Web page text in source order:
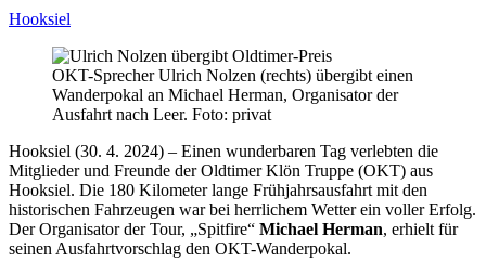
Hooksiel
OKT-Sprecher Ulrich Nolzen (rechts) übergibt einen
Wanderpokal an Michael Herman, Organisator der
Ausfahrt nach Leer. Foto: privat
Hooksiel (30. 4. 2024) – Einen wunderbaren Tag verlebten die
Mitglieder und Freunde der Oldtimer Klön Truppe (OKT) aus
Hooksiel. Die 180 Kilometer lange Frühjahrsausfahrt mit den
historischen Fahrzeugen war bei herrlichem Wetter ein voller Erfolg.
Der Organisator der Tour, „Spitfire“ Michael Herman, erhielt für
seinen Ausfahrtvorschlag den OKT-Wanderpokal.